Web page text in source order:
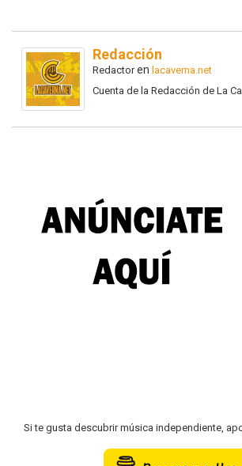
Redacción
Redactoren lacaverna.net
Cuenta de la Redacción de La
Si te gusta descubrir música independiente,